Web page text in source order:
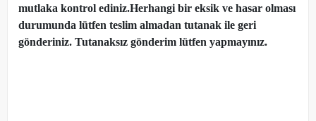
mutlaka kontrol ediniz.Herhangi bir eksik ve hasar olması
durumunda lütfen teslim almadan tutanak ile geri
gönderiniz. Tutanaksız gönderim lütfen yapmayınız.